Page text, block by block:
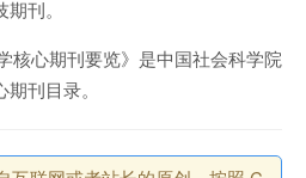
刊。
核心期刊要览》是中国社会科学院
刊目录。